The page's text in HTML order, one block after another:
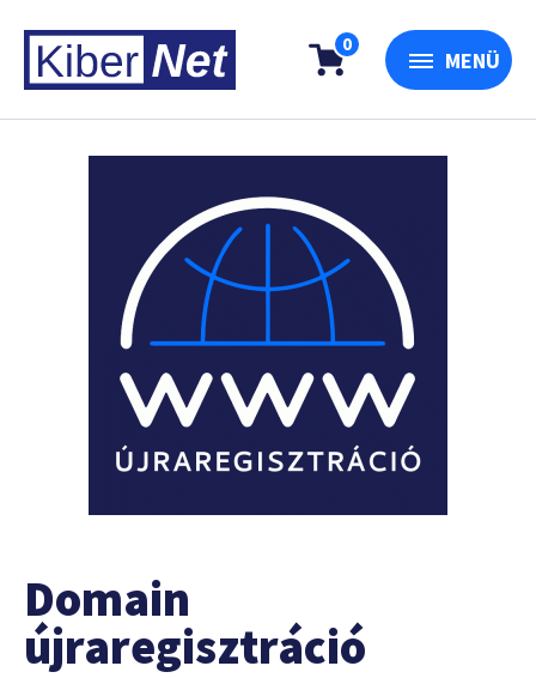
0
MENÜ
Domain
újraregisztráció